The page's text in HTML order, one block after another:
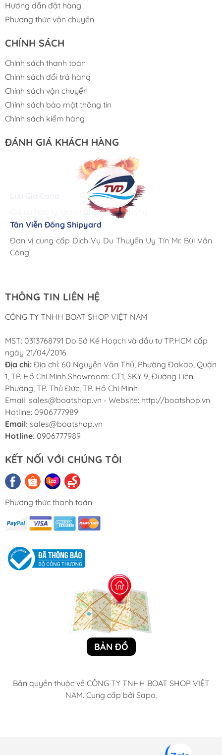
Hướng dẫn đặt hàng
Phương thức vận chuyển
CHÍNH SÁCH
Chính sách thanh toán
Chính sách đổi trả hàng
Chính sách vận chuyển
Chính sách bảo mật thông tin
Chính sách kiểm hàng
ĐÁNH GIÁ KHÁCH HÀNG
Tân Viễn Đông Shipyard
Đơn vị cung cấp Dịch Vụ Du Thuyền Uy Tín Mr. Bùi Văn
Công
Cung ứng sản phẩm nhanh chóng chuyên nghiệp
Chúng tôi có thể mua những sản phẩm tốt ngay tại Việt
Giá cả hợp lý, giao hàng nhanh chóng
THÔNG TIN LIÊN HỆ
CÔNG TY TNHH BOAT SHOP VIỆT NAM
MST: 0313768791 Do Sở Kế Hoạch và đầu tư TP.HCM cấp
ngày 21/04/2016
Địa chỉ: Địa chỉ: 60 Nguyễn Văn Thủ, Phường Đakao, Quận
1, TP. Hồ Chí Minh Showroom: CT1, SKY 9, Đường Liên
Phường, TP. Thủ Đức, TP. Hồ Chí Minh
Email: sales@boatshop.vn - Website: http://boatshop.vn
Hotline: 0906777989
Email: sales@boatshop.vn
Hotline: 0906777989
KẾT NỐI VỚI CHÚNG TÔI
Phương thức thanh toán
BẢN ĐỒ
Bản quyền thuộc về CÔNG TY TNHH BOAT SHOP VIỆT
NAM. Cung cấp bởi Sapo.